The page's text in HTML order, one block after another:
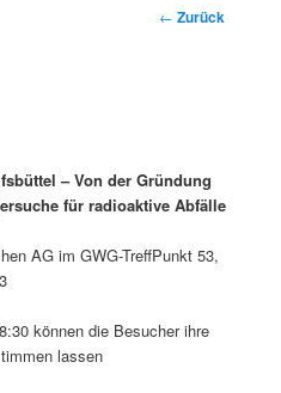
Beitrags-
← Zurück
– Von der Gründung
für radioaktive Abfälle
AG im GWG-TreffPunkt 53,
können die Besucher ihre
lassen